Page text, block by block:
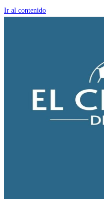
Ir al contenido